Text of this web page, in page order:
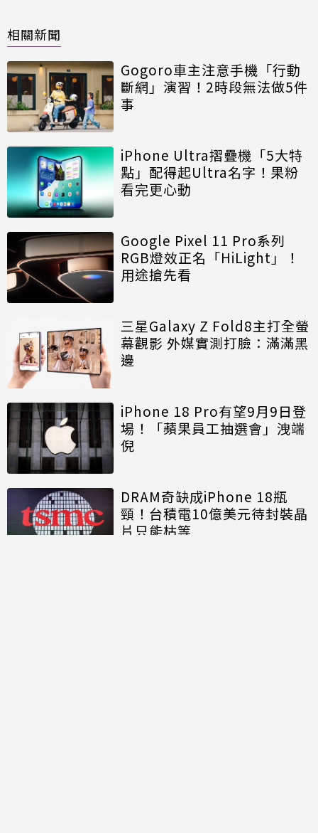
相關新聞
Gogoro車主注意手機「行動
斷網」演習！2時段無法做5件
事
iPhone Ultra摺疊機「5大特
點」配得起Ultra名字！果粉
看完更心動
Google Pixel 11 Pro系列
RGB燈效正名「HiLight」！
用途搶先看
三星Galaxy Z Fold8主打全螢
幕觀影 外媒實測打臉：滿滿黑
邊
iPhone 18 Pro有望9月9日登
場！「蘋果員工抽選會」洩端
倪
DRAM奇缺成iPhone 18瓶
頸！台積電10億美元待封裝晶
片只能枯等